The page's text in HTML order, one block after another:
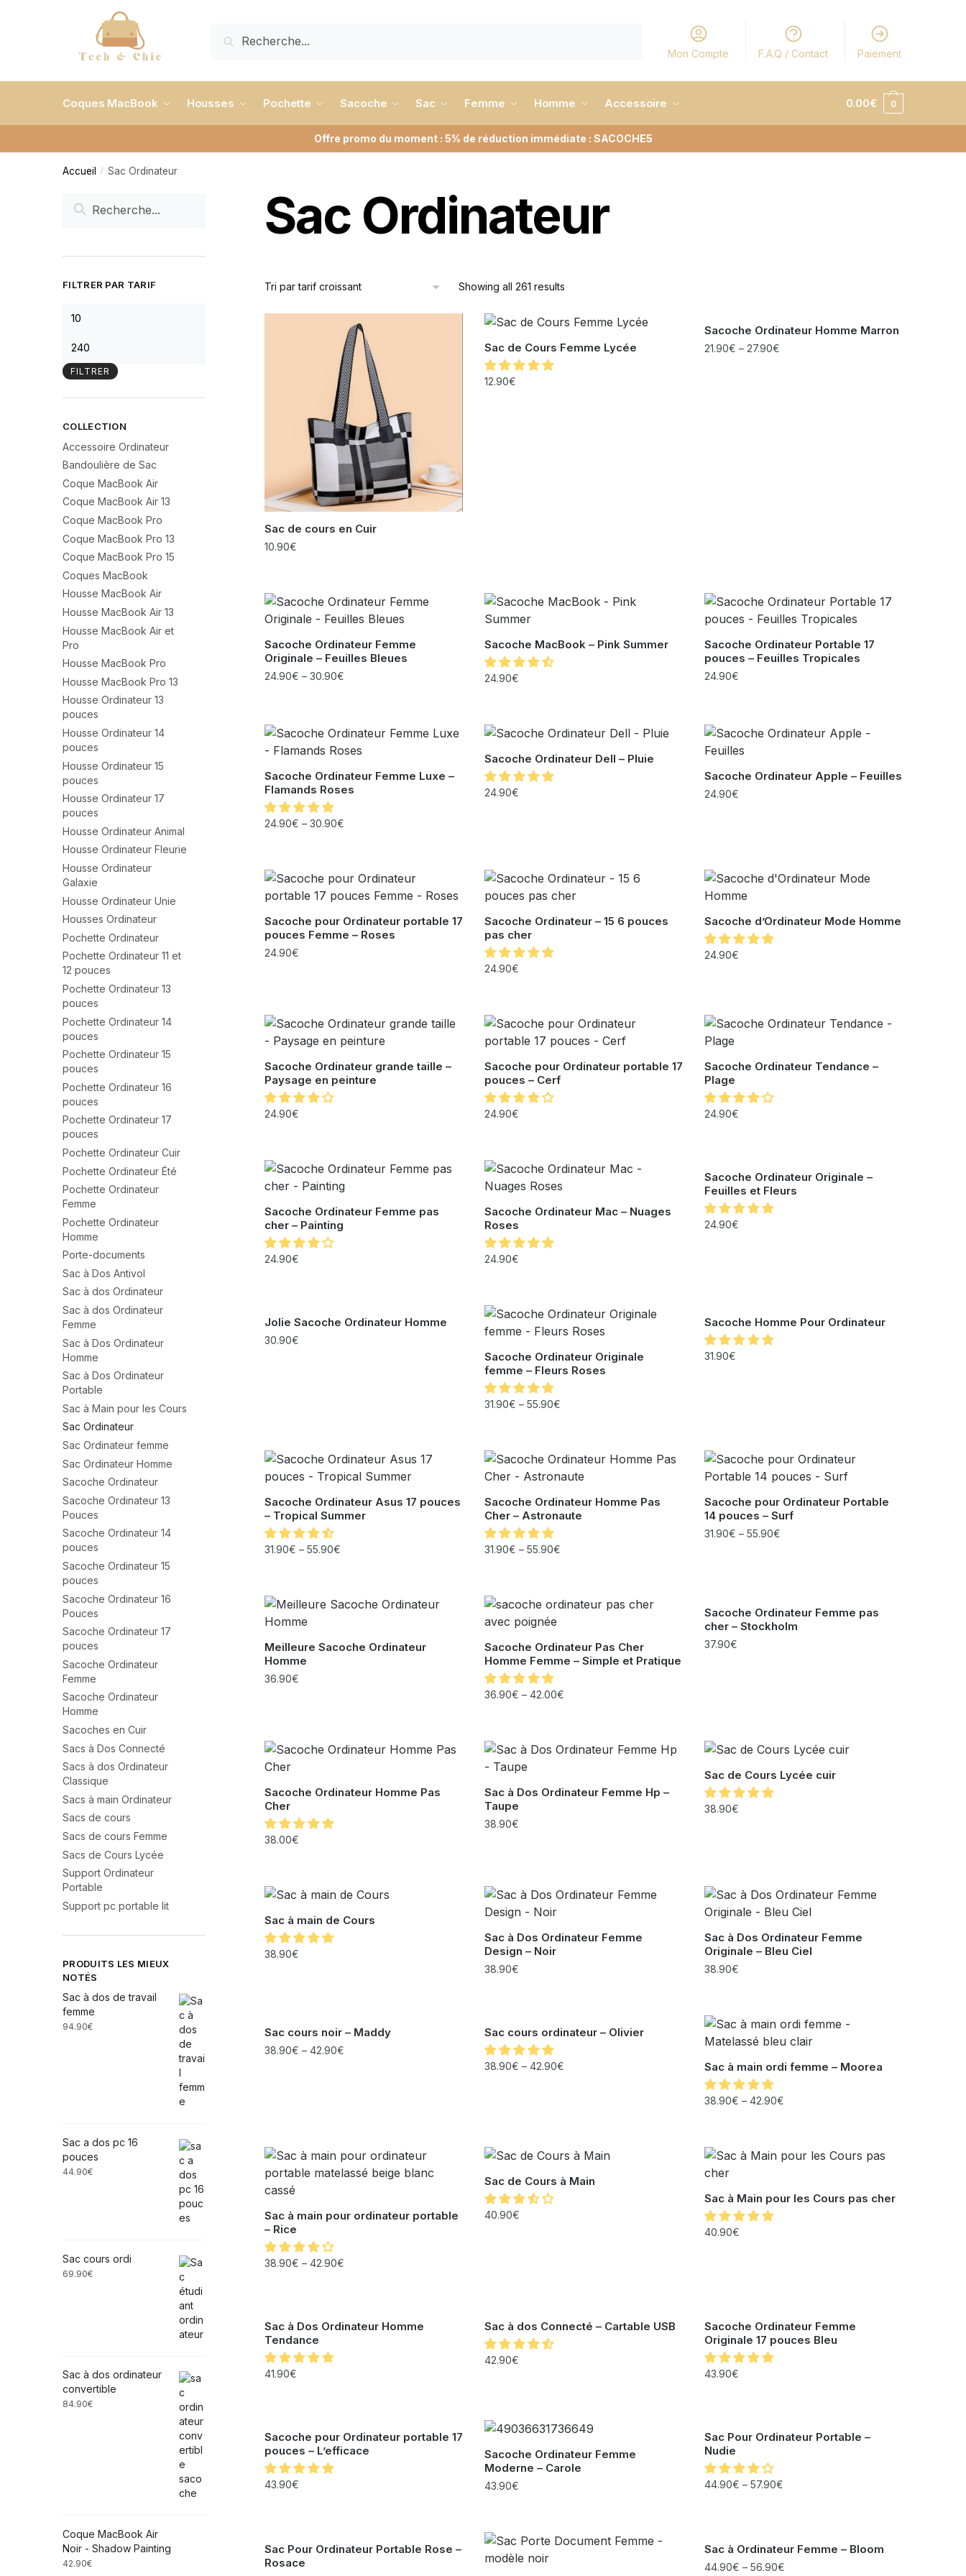
RECHERCHE
Mon Compte F.A.Q / Contact Paiement
Coques MacBook Housses Pochette Sacoche Sac Femme Homme Accessoire 0.00€ 0
Offre promo du moment : 5% de réduction immédiate : SACOCHE5
Accueil / Sac Ordinateur
Sac Ordinateur
Showing all 261 results
Sac de cours en Cuir
10.90€
Sac de Cours Femme Lycée
12.90€
Sacoche Ordinateur Homme Marron
21.90€ – 27.90€
Sacoche Ordinateur Femme
Originale – Feuilles Bleues
24.90€ – 30.90€
Sacoche MacBook – Pink Summer
24.90€
Sacoche Ordinateur Portable 17
pouces – Feuilles Tropicales
24.90€
Sacoche Ordinateur Femme Luxe –
Flamands Roses
24.90€ – 30.90€
Sacoche Ordinateur Dell – Pluie
24.90€
Sacoche Ordinateur Apple – Feuilles
24.90€
Sacoche pour Ordinateur portable 17
pouces Femme – Roses
24.90€
Sacoche Ordinateur – 15 6 pouces
pas cher
24.90€
Sacoche d’Ordinateur Mode Homme
24.90€
Sacoche Ordinateur grande taille –
Paysage en peinture
24.90€
Sacoche pour Ordinateur portable 17
pouces – Cerf
24.90€
Sacoche Ordinateur Tendance –
Plage
24.90€
Sacoche Ordinateur Femme pas
cher – Painting
24.90€
Sacoche Ordinateur Mac – Nuages
Roses
24.90€
Sacoche Ordinateur Originale –
Feuilles et Fleurs
24.90€
Jolie Sacoche Ordinateur Homme
30.90€
Sacoche Ordinateur Originale
femme – Fleurs Roses
31.90€ – 55.90€
Sacoche Homme Pour Ordinateur
31.90€
Sacoche Ordinateur Asus 17 pouces
– Tropical Summer
31.90€ – 55.90€
Sacoche Ordinateur Homme Pas
Cher – Astronaute
31.90€ – 55.90€
Sacoche pour Ordinateur Portable
14 pouces – Surf
31.90€ –55.90€
Meilleure Sacoche Ordinateur
Homme
36.90€
Sacoche Ordinateur Pas Cher
Homme Femme – Simple et Pratique
36.90€ – 42.00€
Sacoche Ordinateur Femme pas
cher – Stockholm
37.90€
Sacoche Ordinateur Homme Pas
Cher
38.00€
Sac à Dos Ordinateur Femme Hp –
Taupe
38.90€
Sac de Cours Lycée cuir
38.90€
Sac à main de Cours
38.90€
Sac à Dos Ordinateur Femme
Design – Noir
38.90€
Sac à Dos Ordinateur Femme
Originale – Bleu Ciel
38.90€
Sac cours noir – Maddy
38.90€ – 42.90€
Sac cours ordinateur – Olivier
38.90€ – 42.90€ Sac à main ordi femme – Moorea
38.90€ –42.90€
Sac à main pour ordinateur portable
– Rice
38.90€ – 42.90€
Sac de Cours à Main
40.90€
Sac à Main pour les Cours pas cher
40.90€
Sac à Dos Ordinateur Homme
Tendance
41.90€
Sac à dos Connecté – Cartable USB
42.90€
Sacoche Ordinateur Femme
Originale 17 pouces Bleu
43.90€
Sacoche pour Ordinateur portable 17
pouces – L’efficace
43.90€
Sacoche Ordinateur Femme
Moderne – Carole
43.90€
Sac Pour Ordinateur Portable –
Nudie
44.90€ –57.90€
Sac Pour Ordinateur Portable Rose –
Rosace
Sac à Ordinateur Femme – Bloom
44.90€ –56.90€
FILTRER PAR TARIF
FILTRER
COLLECTION
Accessoire Ordinateur
Bandoulière de Sac
Coque MacBook Air
Coque MacBook Air 13
Coque MacBook Pro
Coque MacBook Pro 13
Coque MacBook Pro 15
Coques MacBook
Housse MacBook Air
Housse MacBook Air 13
Housse MacBook Air et
Pro
Housse MacBook Pro
Housse MacBook Pro 13
Housse Ordinateur 13
pouces
Housse Ordinateur 14
pouces
Housse Ordinateur 15
pouces
Housse Ordinateur 17
pouces
Housse Ordinateur Animal
Housse Ordinateur Fleurie
Housse Ordinateur
Galaxie
Housse Ordinateur Unie
Housses Ordinateur
Pochette Ordinateur
Pochette Ordinateur 11 et
12 pouces
Pochette Ordinateur 13
pouces
Pochette Ordinateur 14
pouces
Pochette Ordinateur 15
pouces
Pochette Ordinateur 16
pouces
Pochette Ordinateur 17
pouces
Pochette Ordinateur Cuir
Pochette Ordinateur Été
Pochette Ordinateur
Femme
Pochette Ordinateur
Homme
Porte-documents
Sac à Dos Antivol
Sac à dos Ordinateur
Sac à dos Ordinateur
Femme
Sac à Dos Ordinateur
Homme
Sac à Dos Ordinateur
Portable
Sac à Main pour les Cours
Sac Ordinateur
Sac Ordinateur femme
Sac Ordinateur Homme
Sacoche Ordinateur
Sacoche Ordinateur 13
Pouces
Sacoche Ordinateur 14
pouces
Sacoche Ordinateur 15
pouces
Sacoche Ordinateur 16
Pouces
Sacoche Ordinateur 17
pouces
Sacoche Ordinateur
Femme
Sacoche Ordinateur
Homme
Sacoches en Cuir
Sacs à Dos Connecté
Sacs à dos Ordinateur
Classique
Sacs à main Ordinateur
Sacs de cours
Sacs de cours Femme
Sacs de Cours Lycée
Support Ordinateur
Portable
Support pc portable lit
PRODUITS LES MIEUX
NOTÉS
Sac à dos de travail
femme
94.90€
Sac a dos pc 16
pouces
44.90€
Sac cours ordi
69.90€
Sac à dos ordinateur
convertible
84.90€
Coque MacBook Air
Noir - Shadow Painting
42.90€